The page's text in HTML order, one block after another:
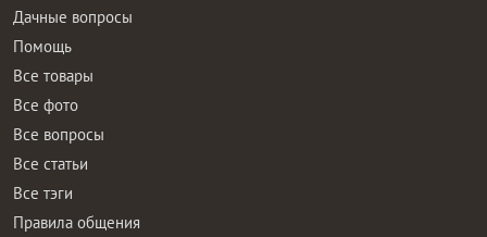
Дачные вопросы
Помощь
Все товары
Все фото
Все вопросы
Все статьи
Все тэги
Правила общения